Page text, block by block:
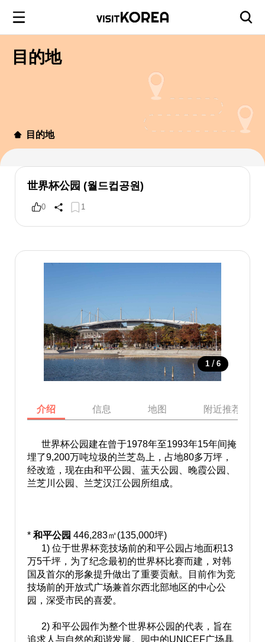
目的地
目的地
世界杯公园 (월드컵공원)
0 1
1 / 6
介绍 信息 地图 附近推荐景点
世界杯公园建在曾于1978年至1993年15年间掩
埋了9,200万吨垃圾的兰芝岛上，占地80多万坪，
经改造，现在由和平公园、蓝天公园、晚霞公园、
兰芝川公园、兰芝汉江公园所组成。
* 和平公园 446,283㎡(135,000坪)
1) 位于世界杯竞技场前的和平公园占地面积13
万5千坪，为了纪念最初的世界杯比赛而建，对韩
国及首尔的形象提升做出了重要贡献。目前作为竞
技场前的开放式广场兼首尔西北部地区的中心公
园，深受市民的喜爱。
2) 和平公园作为整个世界杯公园的代表，旨在
追求人与自然的和谐发展。园中的UNICEF广场具